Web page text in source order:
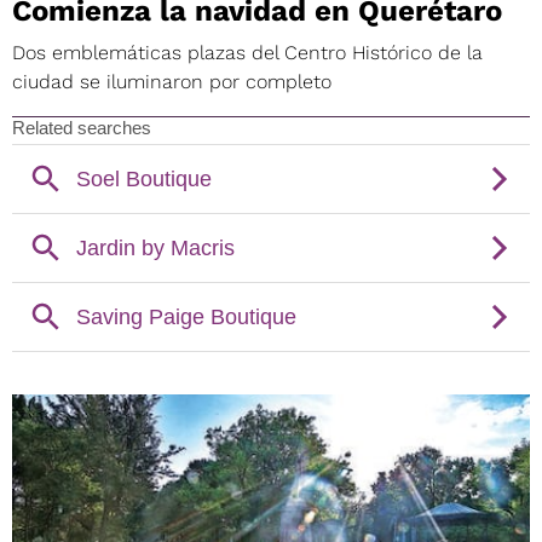
Comienza la navidad en Querétaro
Dos emblemáticas plazas del Centro Histórico de la
ciudad se iluminaron por completo